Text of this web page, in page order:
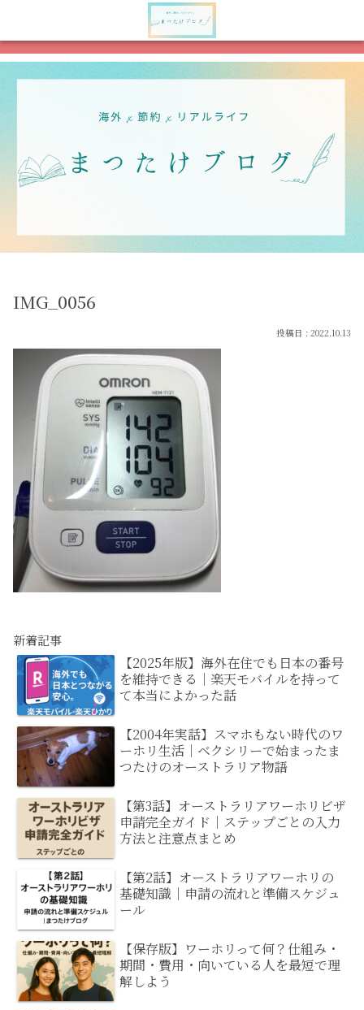
IMG_0056
2022.10.13
新着記事
【2025年版】海外在住でも日本の番号
を維持できる｜楽天モバイルを持って
て本当によかった話
【2004年実話】スマホもない時代のワ
ーホリ生活｜ベクシリーで始まったま
つたけのオーストラリア物語
【第3話】オーストラリアワーホリビザ
申請完全ガイド｜ステップごとの入力
方法と注意点まとめ
【第2話】オーストラリアワーホリの
基礎知識｜申請の流れと準備スケジュ
ール
【保存版】ワーホリって何？仕組み・
期間・費用・向いている人を最短で理
解しよう